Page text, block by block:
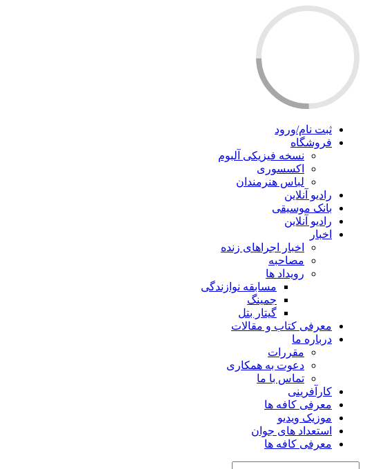
ثبت نام/ورود
فروشگاه
نسخه فیزیکی آلبوم
اکسسوری
لباس هنرمندان
رادیو آنلاین
بانک موسیقی
رادیو آنلاین
اخبار
اخبار اجراهای زنده
مصاحبه
رویداد ها
مسابقه نوازندگی
جمینگ
گیتار بتل
معرفی کتاب و مقالات
درباره ما
مقررات
دعوت به همکاری
تماس با ما
کارآفرینی
معرفی کافه ها
موزیک ویدیو
استعداد های جوان
معرفی کافه ها